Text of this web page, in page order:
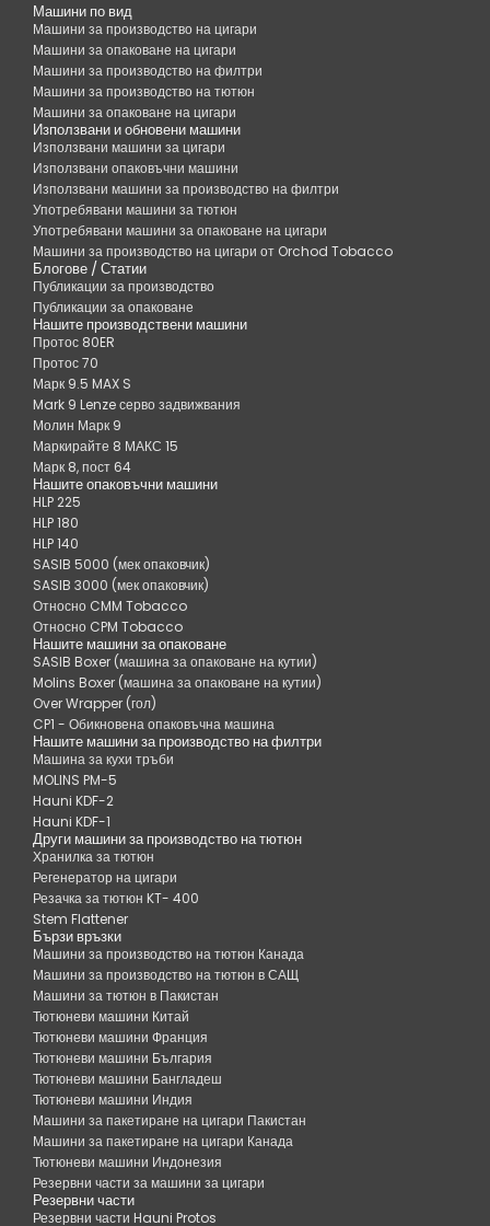
Машини по вид
Машини за производство на цигари
Машини за опаковане на цигари
Машини за производство на филтри
Машини за производство на тютюн
Машини за опаковане на цигари
Използвани и обновени машини
Използвани машини за цигари
Използвани опаковъчни машини
Използвани машини за производство на филтри
Употребявани машини за тютюн
Употребявани машини за опаковане на цигари
Машини за производство на цигари от Orchod Tobacco
Блогове / Статии
Публикации за производство
Публикации за опаковане
Нашите производствени машини
Протос 80ER
Протос 70
Марк 9.5 MAX S
Mark 9 Lenze серво задвижвания
Молин Марк 9
Маркирайте 8 МАКС 15
Марк 8, пост 64
Нашите опаковъчни машини
HLP 225
HLP 180
HLP 140
SASIB 5000 (мек опаковчик)
SASIB 3000 (мек опаковчик)
Относно CMM Tobacco
Относно CPM Tobacco
Нашите машини за опаковане
SASIB Boxer (машина за опаковане на кутии)
Molins Boxer (машина за опаковане на кутии)
Over Wrapper (гол)
CP1 - Обикновена опаковъчна машина
Нашите машини за производство на филтри
Машина за кухи тръби
MOLINS PM-5
Hauni KDF-2
Hauni KDF-1
Други машини за производство на тютюн
Хранилка за тютюн
Регенератор на цигари
Резачка за тютюн KT- 400
Stem Flattener
Бързи връзки
Машини за производство на тютюн Канада
Машини за производство на тютюн в САЩ
Машини за тютюн в Пакистан
Тютюневи машини Китай
Тютюневи машини Франция
Тютюневи машини България
Тютюневи машини Бангладеш
Тютюневи машини Индия
Машини за пакетиране на цигари Пакистан
Машини за пакетиране на цигари Канада
Тютюневи машини Индонезия
Резервни части за машини за цигари
Резервни части
Резервни части Hauni Protos